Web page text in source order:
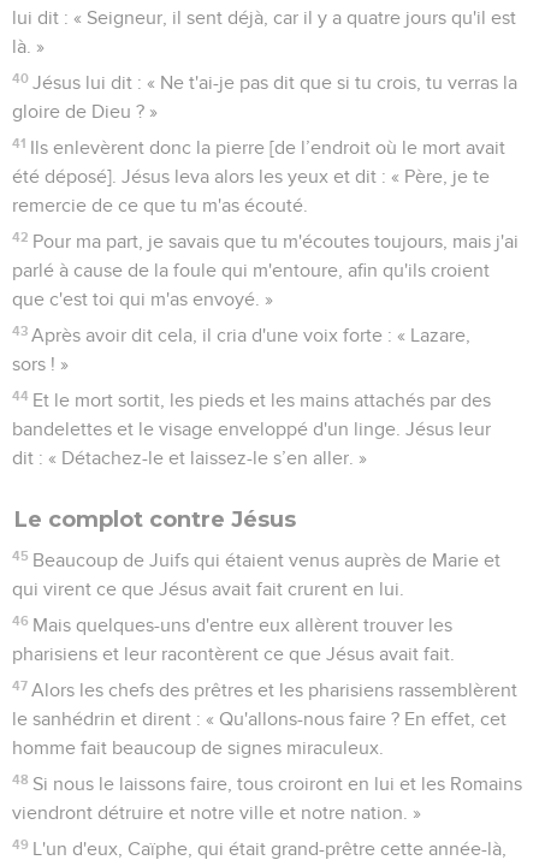
lui dit : « Seigneur, il sent déjà, car il y a quatre jours qu'il est
là. »
40 Jésus lui dit : « Ne t'ai-je pas dit que si tu crois, tu verras la
gloire de Dieu ? »
41 Ils enlevèrent donc la pierre [de l’endroit où le mort avait
été déposé]. Jésus leva alors les yeux et dit : « Père, je te
remercie de ce que tu m'as écouté.
42 Pour ma part, je savais que tu m'écoutes toujours, mais j'ai
parlé à cause de la foule qui m'entoure, afin qu'ils croient
que c'est toi qui m'as envoyé. »
43 Après avoir dit cela, il cria d'une voix forte : « Lazare,
sors ! »
44 Et le mort sortit, les pieds et les mains attachés par des
bandelettes et le visage enveloppé d'un linge. Jésus leur
dit : « Détachez-le et laissez-le s’en aller. »
Le complot contre Jésus
45 Beaucoup de Juifs qui étaient venus auprès de Marie et
qui virent ce que Jésus avait fait crurent en lui.
46 Mais quelques-uns d'entre eux allèrent trouver les
pharisiens et leur racontèrent ce que Jésus avait fait.
47 Alors les chefs des prêtres et les pharisiens rassemblèrent
le sanhédrin et dirent : « Qu'allons-nous faire ? En effet, cet
homme fait beaucoup de signes miraculeux.
48 Si nous le laissons faire, tous croiront en lui et les Romains
viendront détruire et notre ville et notre nation. »
49 L'un d'eux, Caïphe, qui était grand-prêtre cette année-là,